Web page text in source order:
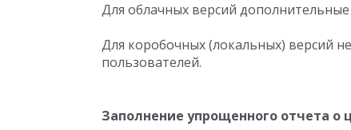
Для облачных версий
Для коробочных (локальных) версий
пользователей.
Заполнение упрощенного отчета о